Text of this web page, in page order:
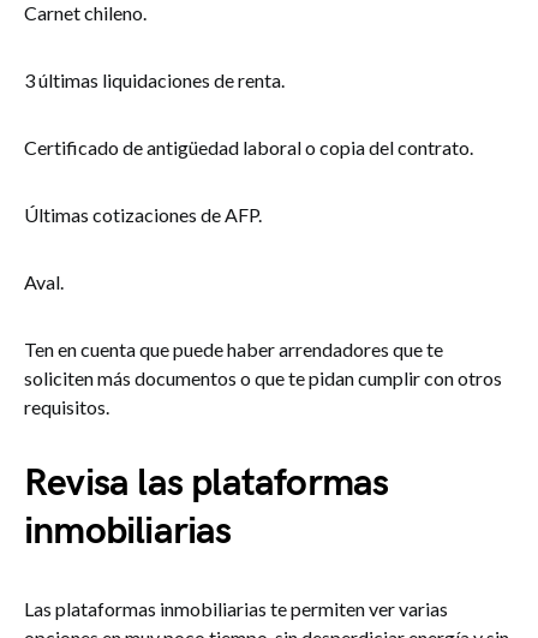
Carnet chileno.
3 últimas liquidaciones de renta.
Certificado de antigüedad laboral o copia del contrato.
Últimas cotizaciones de AFP.
Aval.
Ten en cuenta que puede haber arrendadores que te
soliciten más documentos o que te pidan cumplir con otros
requisitos.
Revisa las plataformas
inmobiliarias
Las plataformas inmobiliarias te permiten ver varias